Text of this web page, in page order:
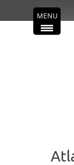
Hoppa
till
innehåll
MENU